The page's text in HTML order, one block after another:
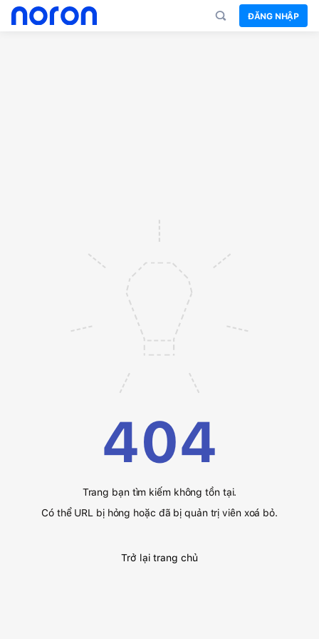
ĐĂNG NHẬP
404
Trang bạn tìm kiếm không tồn tại.
Có thể URL bị hỏng hoặc đã bị quản trị viên xoá bỏ.
Trở lại trang chủ